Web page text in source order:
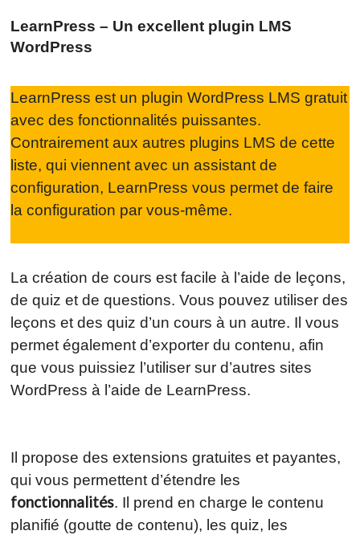
LearnPress – Un excellent plugin LMS
WordPress
LearnPress est un plugin WordPress LMS gratuit
avec des fonctionnalités puissantes.
Contrairement aux autres plugins LMS de cette
liste, qui viennent avec un assistant de
configuration, LearnPress vous permet de faire
la configuration par vous-même.
La création de cours est facile à l’aide de leçons,
de quiz et de questions. Vous pouvez utiliser des
leçons et des quiz d’un cours à un autre. Il vous
permet également d’exporter du contenu, afin
que vous puissiez l’utiliser sur d’autres sites
WordPress à l’aide de LearnPress.
Il propose des extensions gratuites et payantes,
qui vous permettent d’étendre les
fonctionnalités. Il prend en charge le contenu
planifié (goutte de contenu), les quiz, les